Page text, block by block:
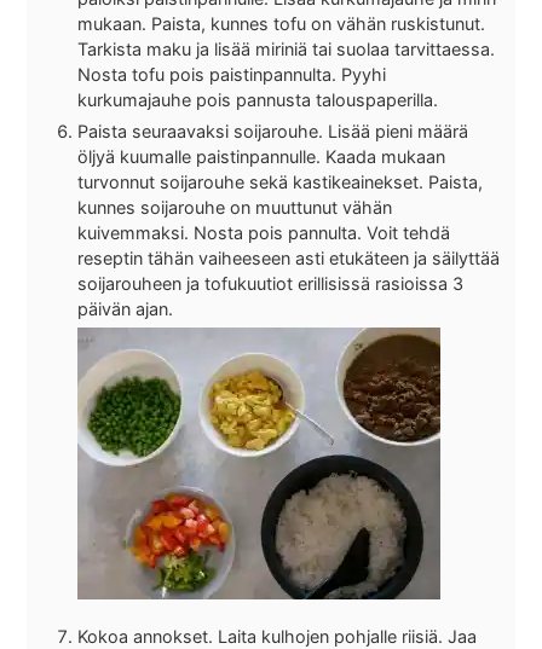
mukaan. Paista, kunnes tofu on vähän ruskistunut.
Tarkista maku ja lisää miriniä tai suolaa tarvittaessa.
Nosta tofu pois paistinpannulta. Pyyhi
kurkumajauhe pois pannusta talouspaperilla.
Paista seuraavaksi soijarouhe. Lisää pieni määrä
öljyä kuumalle paistinpannulle. Kaada mukaan
turvonnut soijarouhe sekä kastikeainekset. Paista,
kunnes soijarouhe on muuttunut vähän
kuivemmaksi. Nosta pois pannulta. Voit tehdä
reseptin tähän vaiheeseen asti etukäteen ja säilyttää
soijarouheen ja tofukuutiot erillisissä rasioissa 3
päivän ajan.
Kokoa annokset. Laita kulhojen pohjalle riisiä. Jaa